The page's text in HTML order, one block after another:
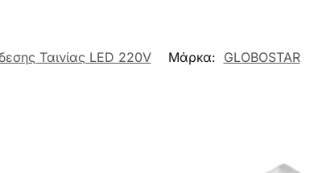
Ταινίας LED 220V Μάρκα: GLOBOSTAR